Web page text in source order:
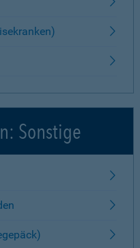
Sonstige